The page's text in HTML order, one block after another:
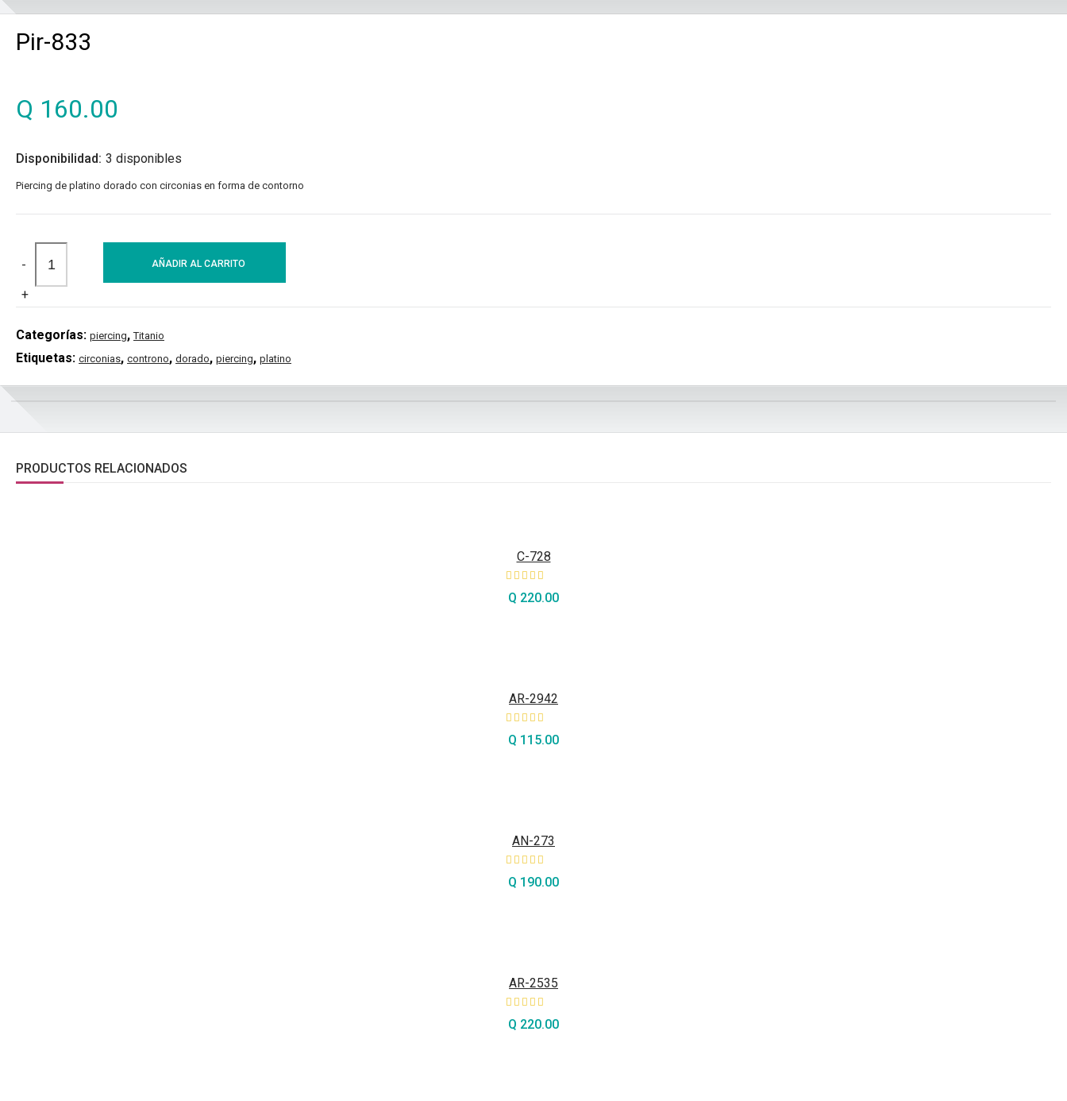
Pir-833
Q 160.00
Disponibilidad: 3 disponibles
Piercing de platino dorado con circonias en forma de contorno
-
+
AÑADIR AL CARRITO
Categorías: piercing,Titanio
Etiquetas: circonias, controno, dorado, piercing, platino
PRODUCTOS RELACIONADOS
C-728
Q 220.00
AR-2942
Q 115.00
AN-273
Q 190.00
AR-2535
Q 220.00